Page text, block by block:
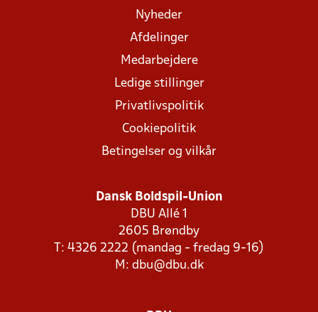
Nyheder
Afdelinger
Medarbejdere
Ledige stillinger
Privatlivspolitik
Cookiepolitik
Betingelser og vilkår
Dansk Boldspil-Union
DBU Allé 1
2605 Brøndby
T: 4326 2222 (mandag - fredag 9-16)
M: dbu@dbu.dk